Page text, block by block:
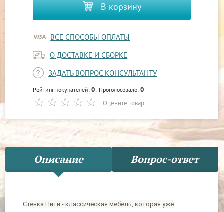
В корзину
ВСЕ СПОСОБЫ ОПЛАТЫ
О ДОСТАВКЕ И СБОРКЕ
ЗАДАТЬ ВОПРОС КОНСУЛЬТАНТУ
Рейтинг покупателей:0 . Проголосовало:0
Оцените товар
Описание Вопрос-ответ
Стенка Пити - классическая мебель, которая уже